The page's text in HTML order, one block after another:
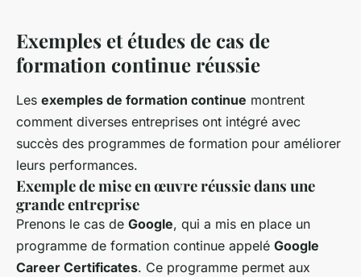
Exemples et études de cas de
formation continue réussie
Les exemples de formation continue montrent
comment diverses entreprises ont intégré avec
succès des programmes de formation pour améliorer
leurs performances.
Exemple de mise en œuvre réussie dans une
grande entreprise
Prenons le cas de Google, qui a mis en place un
programme de formation continue appelé Google
Career Certificates. Ce programme permet aux